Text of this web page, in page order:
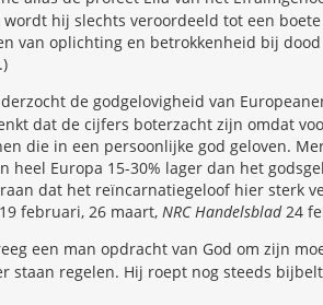
hij slechts veroordeeld tot een
van oplichting en betrokkenheid bij
de godgelovigheid van
dat de cijfers boterzacht zijn omdat
die in een persoonlijke god geloven.
heel Europa 15-30% lager dan het
dat het reïncarnatiegeloof hier sterk
februari, 26 maart, NRC Handelsblad24
een man opdracht van God om zijn
staan regelen. Hij roept nog steeds